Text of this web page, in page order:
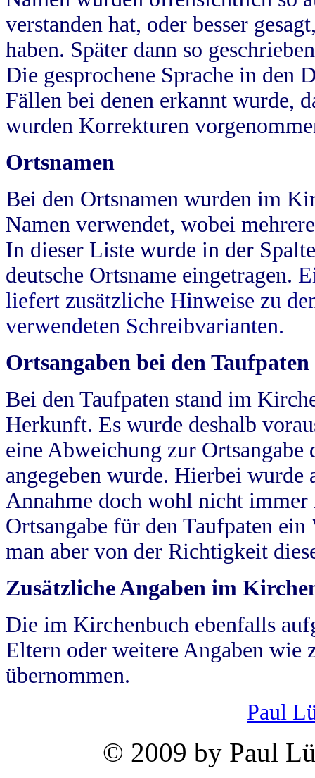
verstanden hat, oder besser
haben. Später dann so
Die gesprochene Sprache in
Fällen bei denen erkannt wurde,
wurden Korrekturen
Ortsnamen
Bei den Ortsnamen wurden im
Namen verwendet, wobei
In dieser Liste wurde in der
deutsche Ortsname eingetragen.
liefert zusätzliche Hinweise zu
verwendeten Schreibvarianten.
Ortsangaben bei den Taufpaten
Bei den Taufpaten stand im
Herkunft. Es wurde deshalb
eine Abweichung zur
angegeben wurde. Hierbei wurde
Annahme doch wohl nicht
Ortsangabe für den Taufpaten
man aber von der Richtigkeit
Zusätzliche Angaben im
Die im Kirchenbuch ebenfalls
Eltern oder weitere Angaben wie
übernommen.
Paul
© 2009 by Paul